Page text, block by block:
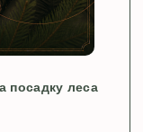
посадку леса